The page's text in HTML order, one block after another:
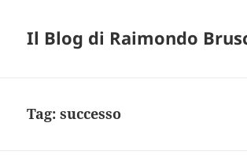
Il Blog di Raimondo
Tag:successo